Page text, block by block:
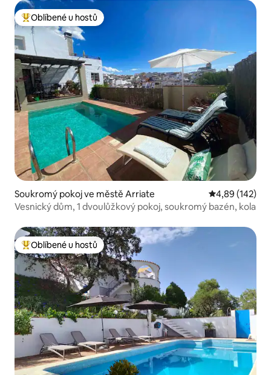
Nejlepší v kategorii Oblíbené u hostů
Oblíbené u hostů
Soukromý pokoj ve městě Arriate Průměrné
4,89 (142)
Vesnický dům, 1 dvoulůžkový pokoj, soukromý bazén, kola
Nejlepší v kategorii Oblíbené u hostů
Oblíbené u hostů